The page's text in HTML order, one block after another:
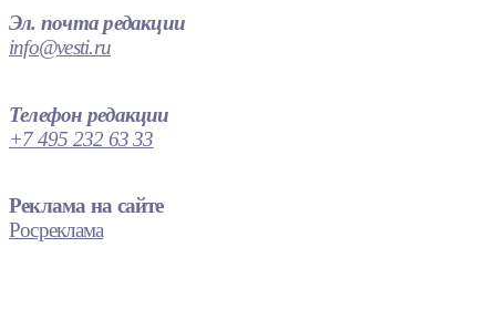
Эл. почта редакции
info@vesti.ru
Телефон редакции
+7 495 232 63 33
Реклама на сайте
Росреклама